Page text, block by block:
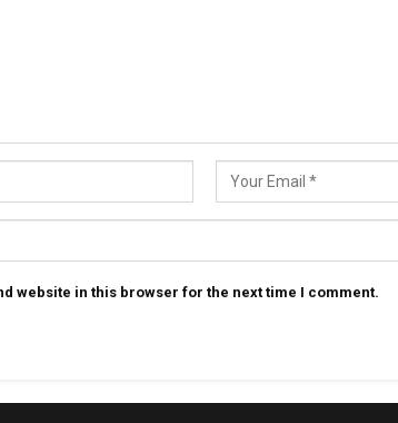
website in this browser for the next time I comment.